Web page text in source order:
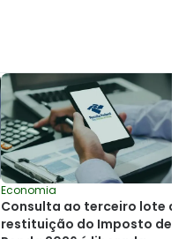
Economia
Consulta ao terceiro lote da
restituição do Imposto de